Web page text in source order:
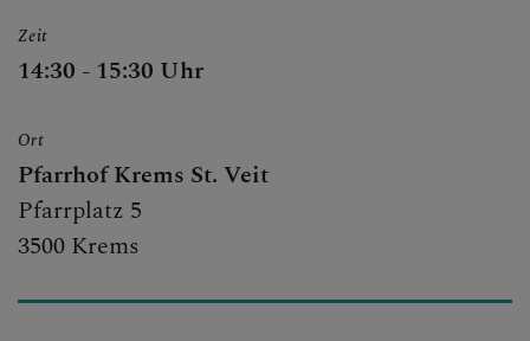
GESCHICHTE &
KIRCHEN
PFARRBRIEF
KIRCHENMUSIK
Zeit
14:30 - 15:30 Uhr
Ort
Pfarrhof Krems St. Veit
Pfarrplatz 5
3500 Krems